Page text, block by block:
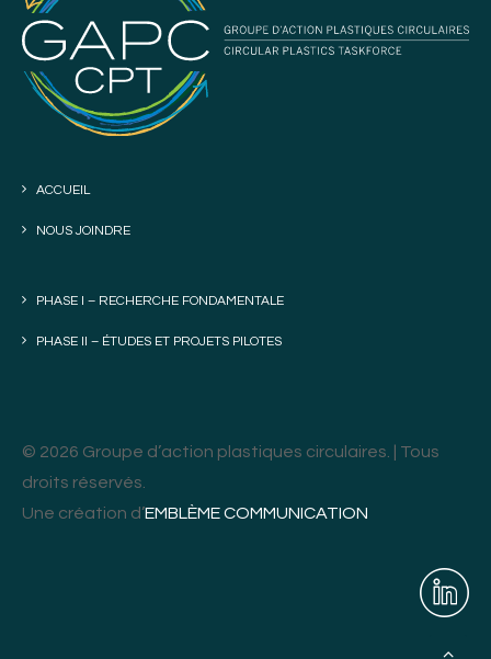
ACCUEIL
NOUS JOINDRE
PHASE I – RECHERCHE FONDAMENTALE
PHASE II – ÉTUDES ET PROJETS PILOTES
© 2026 Groupe d’action plastiques circulaires. | Tous
droits réservés.
Une création d’EMBLÈME COMMUNICATION